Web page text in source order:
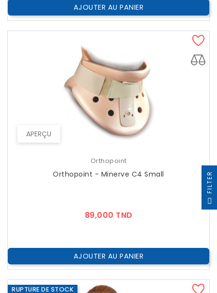
AJOUTER AU PANIER
APERÇU
Orthopoint
Orthopoint - Minerve C4 Small
89,000 TND
AJOUTER AU PANIER
RUPTURE DE STOCK
R